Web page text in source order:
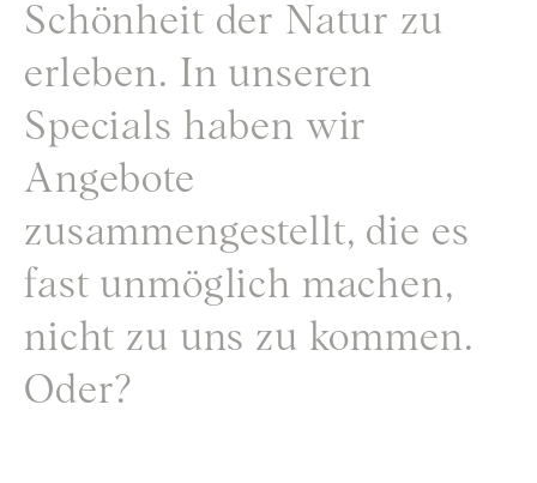
Schönheit der Natur zu
erleben. In unseren
Specials haben wir
Angebote
zusammengestellt, die es
fast unmöglich machen,
nicht zu uns zu kommen.
Oder?